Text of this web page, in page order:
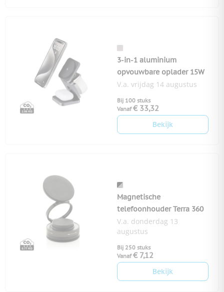
3-in-1 aluminium
opvouwbare oplader 15W
V.a. vrijdag 14 augustus
Bij 100 stuks
Vanaf € 33,32
Bekijk
Magnetische
telefoonhouder Terra 360
V.a. donderdag 13
augustus
Bij 250 stuks
Vanaf € 7,12
Bekijk